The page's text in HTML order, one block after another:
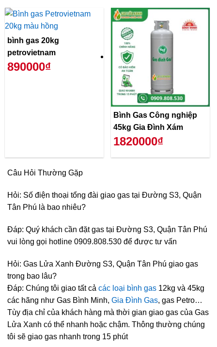
bình gas 20kg
petrovietnam
890000₫
Bình Gas Công nghiệp
45kg Gia Đình Xám
1820000₫
Câu Hỏi Thường Gặp
Hỏi: Số điện thoại tổng đài giao gas tại Đường S3, Quận
Tân Phú là bao nhiêu?
Đáp: Quý khách cần đặt gas tại Đường S3, Quận Tân Phú
vui lòng gọi hotline 0909.808.530 để được tư vấn
Hỏi: Gas Lửa Xanh Đường S3, Quận Tân Phú giao gas
trong bao lâu?
Đáp: Chúng tôi giao tất cả các loại bình gas 12kg và 45kg
các hãng như Gas Bình Minh, Gia Đình Gas, gas Petro…
Tùy địa chỉ của khách hàng mà thời gian giao gas của Gas
Lửa Xanh có thể nhanh hoặc chậm. Thông thường chúng
tôi sẽ giao gas nhanh trong 15 phút